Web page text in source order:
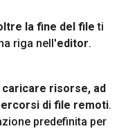
la fine del file ti
riga nell'editor.
caricare risorse, ad
di file remoti.
predefinita per